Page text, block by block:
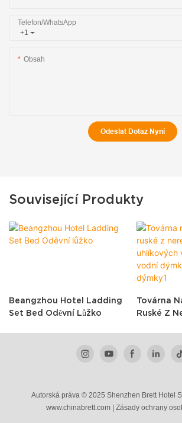
+1
Telefon/WhatsApp
Obsah
Odeslat Dotaz Nyní
Související Produkty
Beangzhou Hotel Ladding
Set Bed Oděvní Lůžko
Továrna
Ruské Z
Dýmky1
Autorská práva © 2025 Shenzhen Brett Hotel
www.chinabrett.com
Zásady ochrany